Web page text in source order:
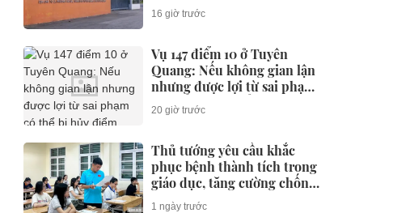
16 giờ trước
Vụ 147 điểm 10 ở Tuyên
Quang: Nếu không gian lận
nhưng được lợi từ sai phạm
có thể bị hủy điểm không?
20 giờ trước
Thủ tướng yêu cầu khắc
phục bệnh thành tích trong
giáo dục, tăng cường chống
gian lận thi cử và lạm thu
1 ngày trước